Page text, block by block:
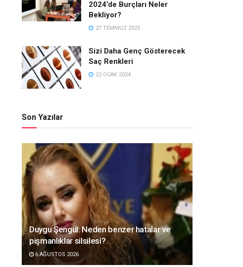
2024’de Burçları Neler
Bekliyor?
27 TEMMUZ 2025
Sizi Daha Genç Gösterecek
Saç Renkleri
22 OCAK 2024
Son Yazılar
Duygu Şengül: Neden benzer hatalar ve
pişmanlıklar silsilesi?
6 AĞUSTOS 2026